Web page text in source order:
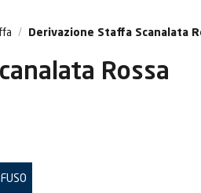
Derivazione Staffa Scanalata
Rossa